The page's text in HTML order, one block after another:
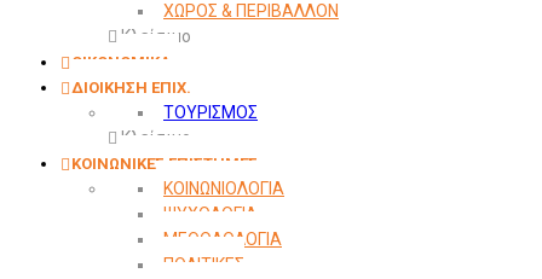
ΧΩΡΟΣ & ΠΕΡΙΒΑΛΛΟΝ
Κλείσιμο
ΟΙΚΟΝΟΜΙΚΑ
ΔΙΟΙΚΗΣΗ ΕΠΙΧ.
ΤΟΥΡΙΣΜΟΣ
Κλείσιμο
ΚΟΙΝΩΝΙΚΕΣ ΕΠΙΣΤΗΜΕΣ
ΚΟΙΝΩΝΙΟΛΟΓΙΑ
ΨΥΧΟΛΟΓΙΑ
ΜΕΘΟΔΟΛΟΓΙΑ
ΠΟΛΙΤΙΚΕΣ